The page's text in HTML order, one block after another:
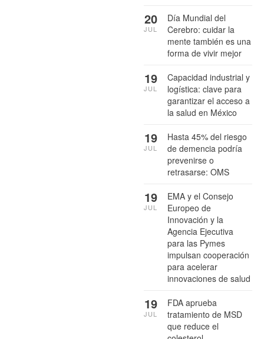
Día Mundial del
Cerebro: cuidar la
mente también es una
forma de vivir mejor
20
JUL
Capacidad industrial y
logística: clave para
garantizar el acceso a
la salud en México
19
JUL
Hasta 45% del riesgo
de demencia podría
prevenirse o
retrasarse: OMS
19
JUL
EMA y el Consejo
Europeo de
Innovación y la
Agencia Ejecutiva
para las Pymes
impulsan cooperación
para acelerar
innovaciones de salud
19
JUL
FDA aprueba
tratamiento de MSD
que reduce el
19
JUL